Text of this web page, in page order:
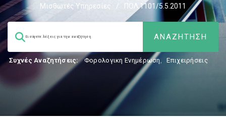
Μισθωτές Υπηρεσίες
/ ΠΟΛ.1101/5.5.2011
Συχνές Αναζητήσεις: Φορολογικη Ενημέρωση, Επιχειρήσεις